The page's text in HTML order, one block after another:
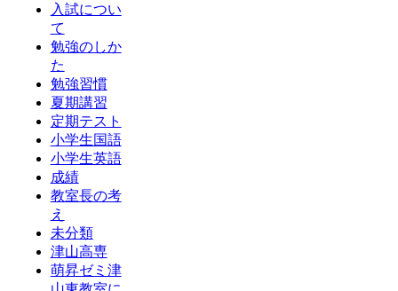
入試につい
て
勉強のしか
た
勉強習慣
夏期講習
定期テスト
小学生国語
小学生英語
成績
教室長の考
え
未分類
津山高専
萌昇ゼミ津